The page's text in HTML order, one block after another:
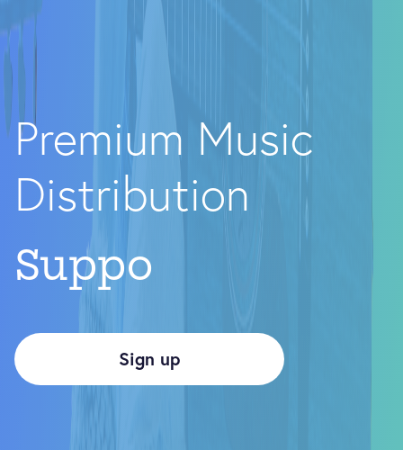
Premium Music
Distribution
Support by real
people.
Sign up